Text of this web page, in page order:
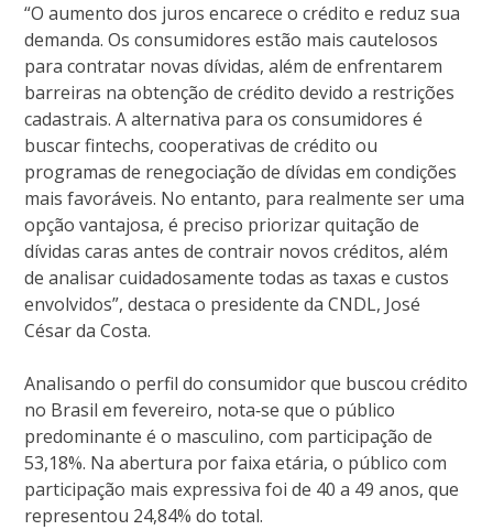
“O aumento dos juros encarece o crédito e reduz sua
demanda. Os consumidores estão mais cautelosos
para contratar novas dívidas, além de enfrentarem
barreiras na obtenção de crédito devido a restrições
cadastrais. A alternativa para os consumidores é
buscar fintechs, cooperativas de crédito ou
programas de renegociação de dívidas em condições
mais favoráveis. No entanto, para realmente ser uma
opção vantajosa, é preciso priorizar quitação de
dívidas caras antes de contrair novos créditos, além
de analisar cuidadosamente todas as taxas e custos
envolvidos”, destaca o presidente da CNDL, José
César da Costa.
Analisando o perfil do consumidor que buscou crédito
no Brasil em fevereiro, nota‐se que o público
predominante é o masculino, com participação de
53,18%. Na abertura por faixa etária, o público com
participação mais expressiva foi de 40 a 49 anos, que
representou 24,84% do total.